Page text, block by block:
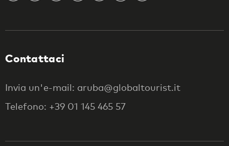
Contattaci
Invia un'e-mail: aruba@globaltourist.it
Telefono: +39 01 145 465 57